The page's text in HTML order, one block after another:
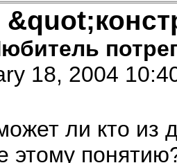
18, 2004
ли кто из
этому